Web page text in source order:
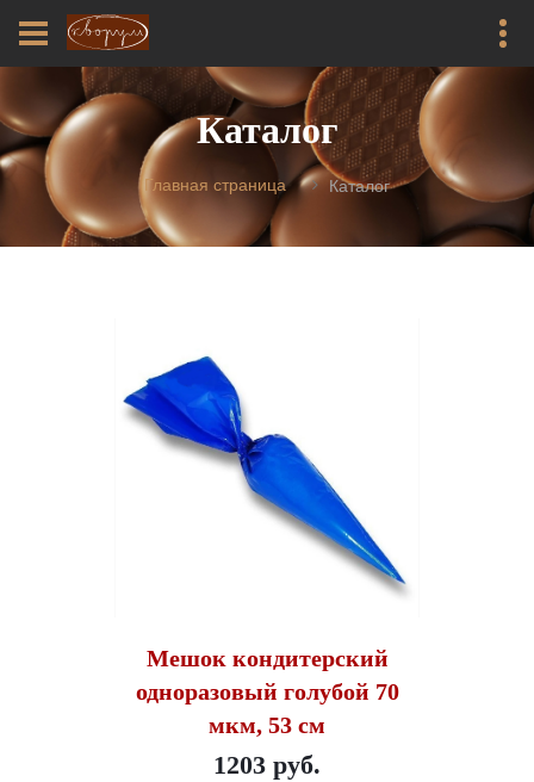
Каталог
Главная страница Каталог
Мешок кондитерский
одноразовый голубой 70
мкм, 53 см
1203 руб.